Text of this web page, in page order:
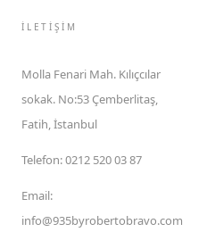
İLETIŞIM
Molla Fenari Mah. Kılıçcılar
sokak. No:53 Çemberlitaş,
Fatih, İstanbul
Telefon:0212 520 03 87
Email:
info@935byrobertobravo.com